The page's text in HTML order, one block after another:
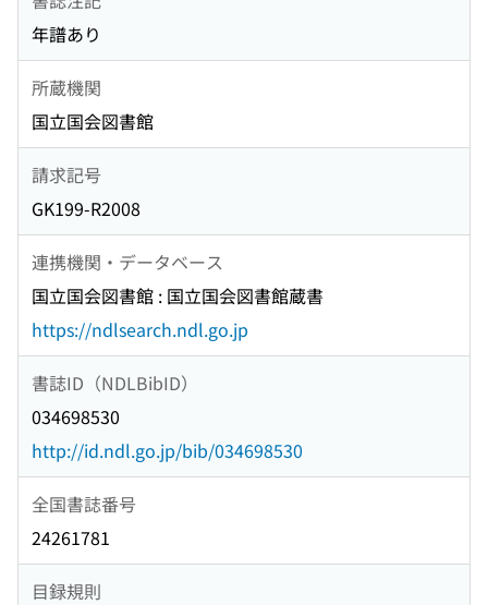
年譜あり
所蔵機関
国立国会図書館
請求記号
GK199-R2008
連携機関・データベース
国立国会図書館 : 国立国会図書館蔵書
https://ndlsearch.ndl.go.jp
書誌ID（NDLBibID）
034698530
http://id.ndl.go.jp/bib/034698530
全国書誌番号
24261781
目録規則